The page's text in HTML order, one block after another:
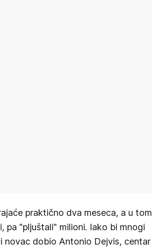
praktično dva meseca, a u tom
pa "pljuštali" milioni. Iako bi mnogi
novac dobio Antonio Dejvis, centar